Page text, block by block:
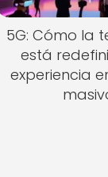
5G: Cómo la
está
experiencia